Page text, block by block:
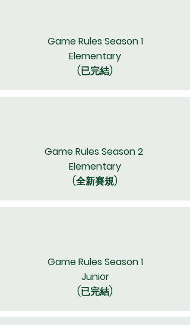
Game Rules Season 1
Elementary
(已完結)
Game Rules Season 2
Elementary
(全新賽規)
Game Rules Season 1
Junior
​(已完結)